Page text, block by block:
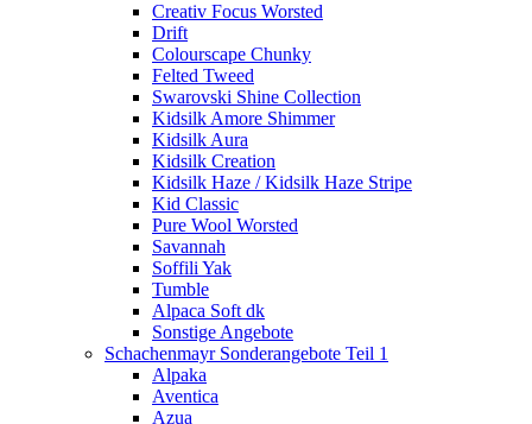
Creativ Focus Worsted
Drift
Colourscape Chunky
Felted Tweed
Swarovski Shine Collection
Kidsilk Amore Shimmer
Kidsilk Aura
Kidsilk Creation
Kidsilk Haze / Kidsilk Haze Stripe
Kid Classic
Pure Wool Worsted
Savannah
Soffili Yak
Tumble
Alpaca Soft dk
Sonstige Angebote
Schachenmayr Sonderangebote Teil 1
Alpaka
Aventica
Azua